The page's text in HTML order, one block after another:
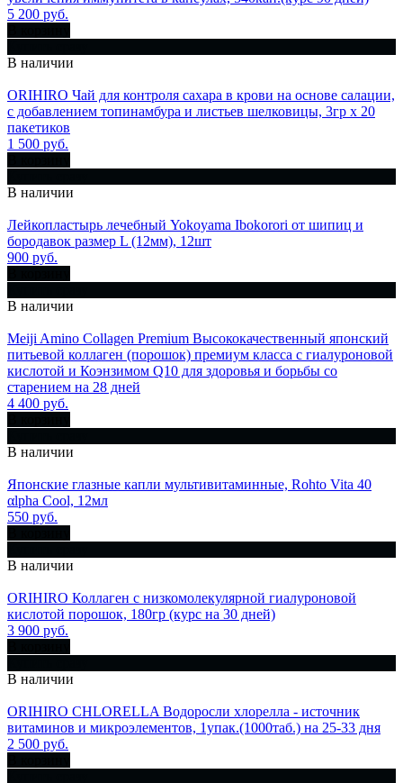
5 200 руб.
В наличии
ORIHIRO Чай для контроля сахара в крови на основе салации,
с добавлением топинамбура и листьев шелковицы, 3гр х 20
пакетиков
1 500 руб.
В наличии
Лейкопластырь лечебный Yokoyama Ibokorori от шипиц и
бородавок размер L (12мм), 12шт
900 руб.
В наличии
Meiji Amino Collagen Premium Высококачественный японский
питьевой коллаген (порошок) премиум класса c гиалуроновой
кислотой и Коэнзимом Q10 для здоровья и борьбы со
старением на 28 дней
4 400 руб.
В наличии
Японские глазные капли мультивитаминные, Rohto Vita 40
αlpha Cool, 12мл
550 руб.
В наличии
ORIHIRO Коллаген с низкомолекулярной гиалуроновой
кислотой порошок, 180гр (курс на 30 дней)
3 900 руб.
В наличии
ORIHIRO CHLORELLA Водоросли хлорелла - источник
витаминов и микроэлементов, 1упак.(1000таб.) на 25-33 дня
2 500 руб.